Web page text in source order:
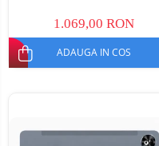
Stylus, Face Unlock, Dual SIM
1.069,00 RON
ADAUGA IN COS